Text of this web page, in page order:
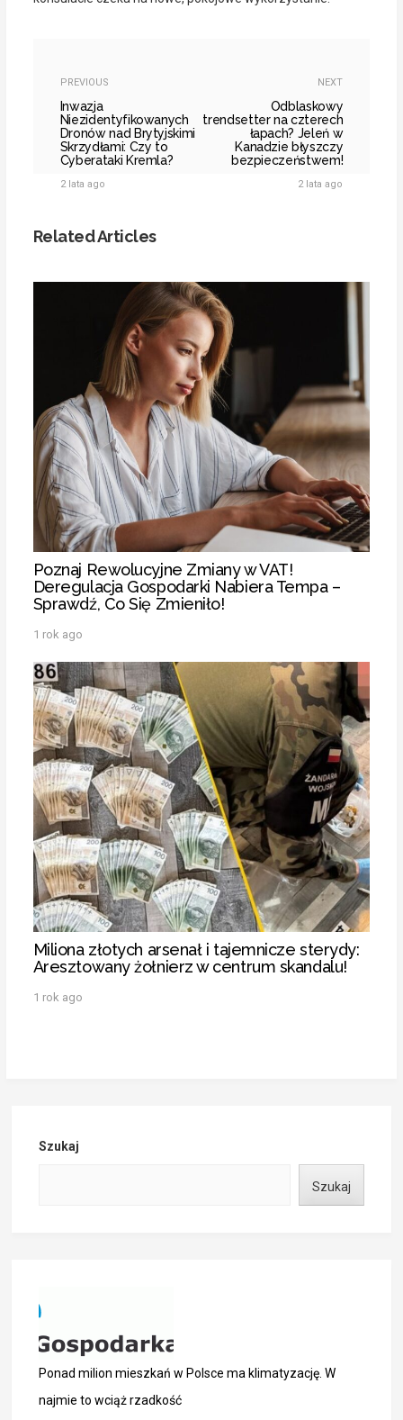
PREVIOUS
Inwazja
Niezidentyfikowanych
Dronów nad Brytyjskimi
Skrzydłami: Czy to
Cyberataki Kremla?
2 lata ago
NEXT
Odblaskowy
trendsetter na czterech
łapach? Jeleń w
Kanadzie błyszczy
bezpieczeństwem!
2 lata ago
Related Articles
Poznaj Rewolucyjne Zmiany w VAT!
Deregulacja Gospodarki Nabiera Tempa –
Sprawdź, Co Się Zmieniło!
1 rok ago
Miliona złotych arsenał i tajemnicze sterydy:
Aresztowany żołnierz w centrum skandalu!
1 rok ago
Szukaj
Szukaj
Ponad milion mieszkań w Polsce ma klimatyzację. W
najmie to wciąż rzadkość